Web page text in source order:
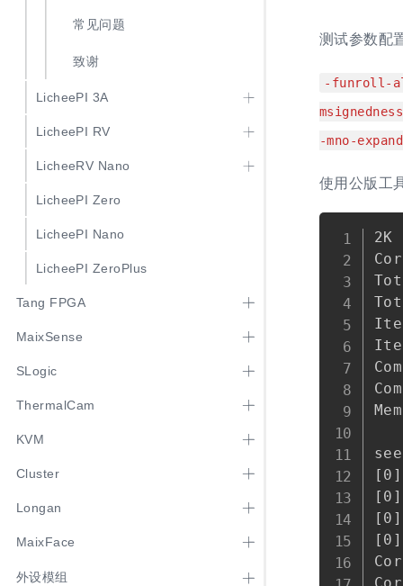
常见问题
致谢
LicheePI 3A
LicheePI RV
LicheeRV Nano
LicheePI Zero
LicheePI Nano
LicheePI ZeroPlus
Tang FPGA
MaixSense
SLogic
ThermalCam
KVM
Cluster
Longan
MaixFace
外设模组
测试参数配
-funroll-
-mno-
使用公版工
2K